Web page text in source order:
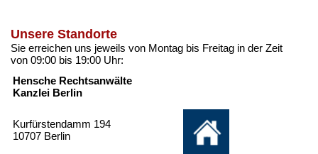
Unsere Standorte
Sie erreichen uns jeweils von Montag bis Freitag in der Zeit
von 09:00 bis 19:00 Uhr:
Hensche Rechtsanwälte
Kanzlei Berlin
Kurfürstendamm 194
10707 Berlin